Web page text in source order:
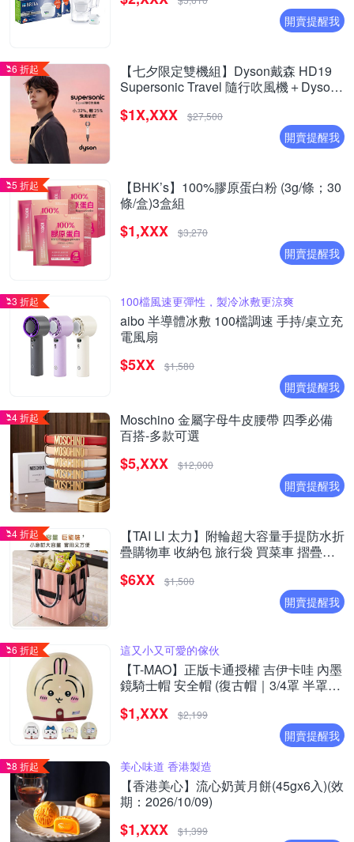
開賣提醒我
6 折起
【七夕限定雙機組】Dyson戴森 HD19
Supersonic Travel 隨行吹風機＋Dyson
$1X,XXX $27,500
開賣提醒我
5 折起
【BHK’s】100%膠原蛋白粉 (3g/條；30
條/盒)3盒組
$1,XXX $3,270
開賣提醒我
3 折起 100檔風速更彈性，製冷冰敷更涼爽
aibo 半導體冰敷 100檔調速 手持/桌立充
電風扇
$5XX $1,580
開賣提醒我
4 折起
Moschino 金屬字母牛皮腰帶 四季必備
百搭-多款可選
$5,XXX $12,000
開賣提醒我
4 折起
【TAI LI 太力】附輪超大容量手提防水折
疊購物車 收納包 旅行袋 買菜車 摺疊購
$6XX $1,500
開賣提醒我
6 折起 這又小又可愛的傢伙
【T-MAO】正版卡通授權 吉伊卡哇 內墨
鏡騎士帽 安全帽 (復古帽｜3/4罩 半罩｜
烏薩奇｜兔子｜兔兔｜K1）
$1,XXX $2,199
開賣提醒我
8 折起 美心味道 香港製造
【香港美心】流心奶黃月餅(45gx6入)(效
期：2026/10/09)
$1,XXX $1,399